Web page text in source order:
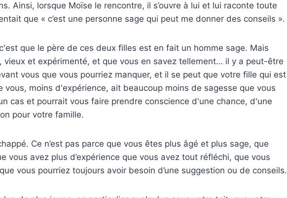
Ainsi, lorsque Moïse le rencontre, il s’ouvre à lui et lui raconte toute
que « c’est une personne sage qui peut me donner des conseils ».
que le père de ces deux filles est en fait un homme sage. Mais
vieux et expérimenté, et que vous en savez tellement… il y a peut-être
vous que vous pourriez manquer, et il se peut que votre fille qui est
vous, moins d'expérience, ait beaucoup moins de sagesse que vous
cas et pourrait vous faire prendre conscience d'une chance, d'une
pour votre famille.
Ce n’est pas parce que vous êtes plus âgé et plus sage, que
vous avez plus d’expérience que vous avez tout réfléchi, que vous
vous pourriez toujours avoir besoin d’une suggestion ou de conseils.